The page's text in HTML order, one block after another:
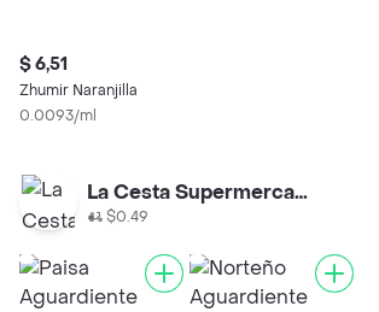
$ 6,51
Zhumir Naranjilla
0.0093/ml
La Cesta Supermercado
$0.49